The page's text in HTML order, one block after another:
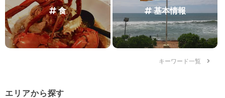
食 基本情報
キーワード一覧
エリアから探す